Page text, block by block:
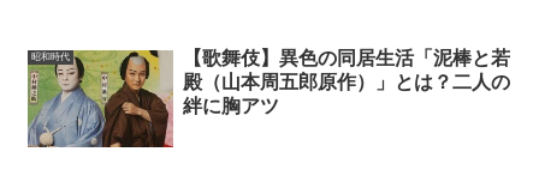
昭和時代
【歌舞伎】異色の同居生活「泥棒と若
殿（山本周五郎原作）」とは？二人の
絆に胸アツ